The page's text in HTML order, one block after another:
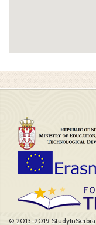
© 2013-2019 StudyInSerbia